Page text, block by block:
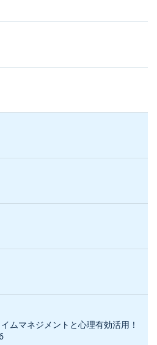
ムマネジメントと心理有効活用！